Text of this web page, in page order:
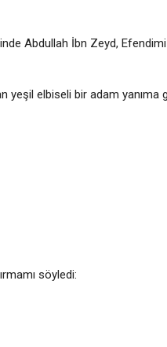
Abdullah İbn Zeyd,
elbiseli bir adam yanıma
söyledi: